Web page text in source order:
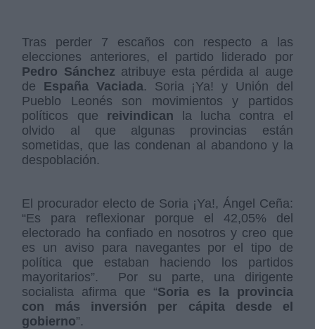
Tras perder 7 escaños con respecto a las
elecciones anteriores, el partido liderado por
Pedro Sánchez atribuye esta pérdida al auge
de España Vaciada. Soria ¡Ya! y Unión del
Pueblo Leonés son movimientos y partidos
políticos que reivindican la lucha contra el
olvido al que algunas provincias están
sometidas, que las condenan al abandono y la
despoblación.
El procurador electo de Soria ¡Ya!, Ángel Ceña:
“Es para reflexionar porque el 42,05% del
electorado ha confiado en nosotros y creo que
es un aviso para navegantes por el tipo de
política que estaban haciendo los partidos
mayoritarios”. Por su parte, una dirigente
socialista afirma que “Soria es la provincia
con más inversión per cápita desde el
gobierno”.